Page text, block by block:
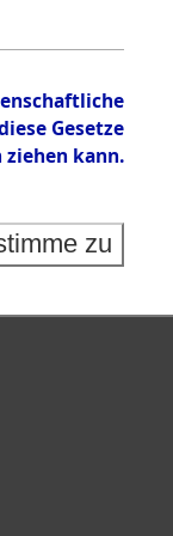
Gesetze
kann.
zu